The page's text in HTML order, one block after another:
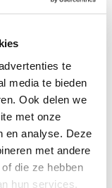
te
media te bieden
Ook delen we
met onze
en analyse. Deze
met andere
die ze hebben
hun services.